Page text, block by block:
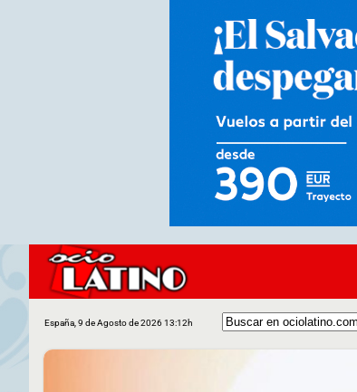
España, 9 de Agosto de 2026 13:12h